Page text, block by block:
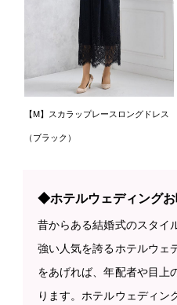
【M】スカラップレースロングドレス
（ブラック）
◆ホテルウェディング
昔からある結婚式のスタイ
強い人気を誇るホテルウェ
をあげれば、年配者や目上
ります。ホテルウェディン